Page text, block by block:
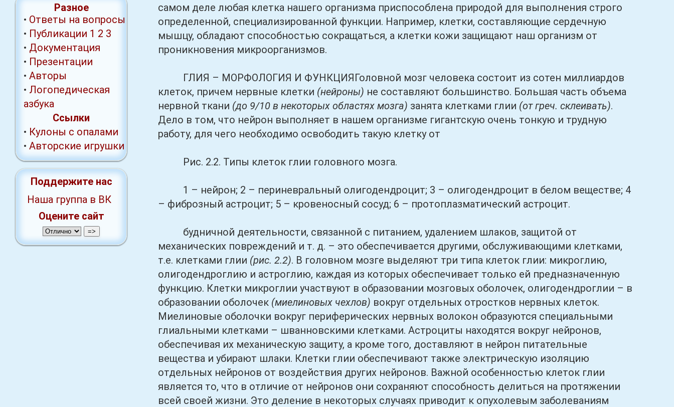
Разное
• Ответы на вопросы
• Публикации 1 2 3
• Документация
• Презентации
• Авторы
• Логопедическая
азбука
Ссылки
• Кулоны с опалами
• Авторские игрушки
Поддержите нас
Наша группа в ВК
Оцените сайт
самом деле любая клетка нашего организма приспособлена природой для выполнения строго
определенной, специализированной функции. Например, клетки, составляющие сердечную
мышцу, обладают способностью сокращаться, а клетки кожи защищают наш организм от
проникновения микроорганизмов.
ГЛИЯ – МОРФОЛОГИЯ И ФУНКЦИЯГоловной мозг человека состоит из сотен миллиардов
клеток, причем нервные клетки (нейроны) не составляют большинство. Большая часть объема
нервной ткани (до 9/10 в некоторых областях мозга) занята клетками глии (от греч. склеивать).
Дело в том, что нейрон выполняет в нашем организме гигантскую очень тонкую и трудную
работу, для чего необходимо освободить такую клетку от
Рис. 2.2. Типы клеток глии головного мозга.
1 – нейрон; 2 – периневральный олигодендроцит; 3 – олигодендроцит в белом веществе; 4
– фиброзный астроцит; 5 – кровеносный сосуд; 6 – протоплазматический астроцит.
будничной деятельности, связанной с питанием, удалением шлаков, защитой от
механических повреждений и т. д. – это обеспечивается другими, обслуживающими клетками,
т.е. клетками глии (рис. 2.2). В головном мозге выделяют три типа клеток глии: микроглию,
олигодендроглию и астроглию, каждая из которых обеспечивает только ей предназначенную
функцию. Клетки микроглии участвуют в образовании мозговых оболочек, олигодендроглии – в
образовании оболочек (миелиновых чехлов) вокруг отдельных отростков нервных клеток.
Миелиновые оболочки вокруг периферических нервных волокон образуются специальными
глиальными клетками – шванновскими клетками. Астроциты находятся вокруг нейронов,
обеспечивая их механическую защиту, а кроме того, доставляют в нейрон питательные
вещества и убирают шлаки. Клетки глии обеспечивают также электрическую изоляцию
отдельных нейронов от воздействия других нейронов. Важной особенностью клеток глии
является то, что в отличие от нейронов они сохраняют способность делиться на протяжении
всей своей жизни. Это деление в некоторых случаях приводит к опухолевым заболеваниям